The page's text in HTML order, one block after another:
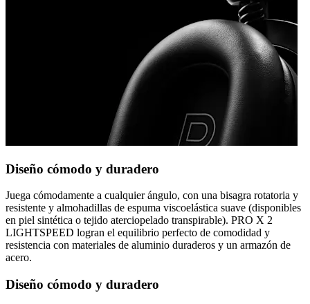
Diseño cómodo y duradero
Juega cómodamente a cualquier ángulo, con una bisagra rotatoria y
resistente y almohadillas de espuma viscoelástica suave (disponibles
en piel sintética o tejido aterciopelado transpirable). PRO X 2
LIGHTSPEED logran el equilibrio perfecto de comodidad y
resistencia con materiales de aluminio duraderos y un armazón de
acero.
Diseño cómodo y duradero